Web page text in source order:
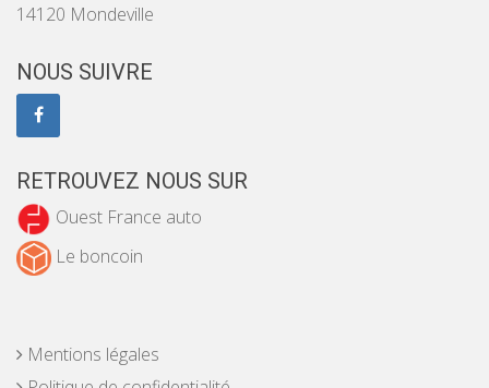
14120 Mondeville
NOUS SUIVRE
RETROUVEZ NOUS SUR
Ouest France auto
Le boncoin
Mentions légales